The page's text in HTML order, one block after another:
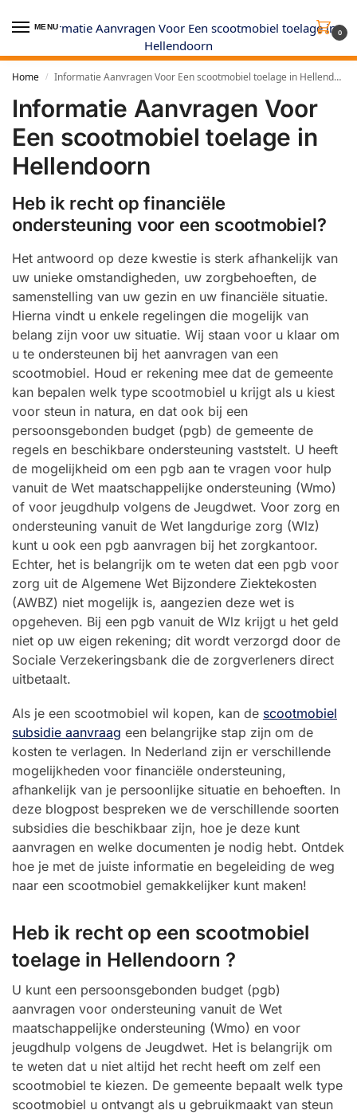
MENU
0
Home / Informatie Aanvragen Voor Een scootmobiel toelage in Hellendoorn
Informatie Aanvragen Voor
Een scootmobiel toelage in
Hellendoorn
Heb ik recht op financiële
ondersteuning voor een scootmobiel?
Het antwoord op deze kwestie is sterk afhankelijk van
uw unieke omstandigheden, uw zorgbehoeften, de
samenstelling van uw gezin en uw financiële situatie.
Hierna vindt u enkele regelingen die mogelijk van
belang zijn voor uw situatie. Wij staan voor u klaar om
u te ondersteunen bij het aanvragen van een
scootmobiel. Houd er rekening mee dat de gemeente
kan bepalen welk type scootmobiel u krijgt als u kiest
voor steun in natura, en dat ook bij een
persoonsgebonden budget (pgb) de gemeente de
regels en beschikbare ondersteuning vaststelt. U heeft
de mogelijkheid om een pgb aan te vragen voor hulp
vanuit de Wet maatschappelijke ondersteuning (Wmo)
of voor jeugdhulp volgens de Jeugdwet. Voor zorg en
ondersteuning vanuit de Wet langdurige zorg (Wlz)
kunt u ook een pgb aanvragen bij het zorgkantoor.
Echter, het is belangrijk om te weten dat een pgb voor
zorg uit de Algemene Wet Bijzondere Ziektekosten
(AWBZ) niet mogelijk is, aangezien deze wet is
opgeheven. Bij een pgb vanuit de Wlz krijgt u het geld
niet op uw eigen rekening; dit wordt verzorgd door de
Sociale Verzekeringsbank die de zorgverleners direct
uitbetaalt.
Als je een scootmobiel wil kopen, kan de scootmobiel
subsidie aanvraag een belangrijke stap zijn om de
kosten te verlagen. In Nederland zijn er verschillende
mogelijkheden voor financiële ondersteuning,
afhankelijk van je persoonlijke situatie en behoeften. In
deze blogpost bespreken we de verschillende soorten
subsidies die beschikbaar zijn, hoe je deze kunt
aanvragen en welke documenten je nodig hebt. Ontdek
hoe je met de juiste informatie en begeleiding de weg
naar een scootmobiel gemakkelijker kunt maken!
Heb ik recht op een scootmobiel
toelage in Hellendoorn ?
U kunt een persoonsgebonden budget (pgb)
aanvragen voor ondersteuning vanuit de Wet
maatschappelijke ondersteuning (Wmo) en voor
jeugdhulp volgens de Jeugdwet. Het is belangrijk om
te weten dat u niet altijd het recht heeft om zelf een
scootmobiel te kiezen. De gemeente bepaalt welk type
scootmobiel u ontvangt als u gebruikmaakt van steun